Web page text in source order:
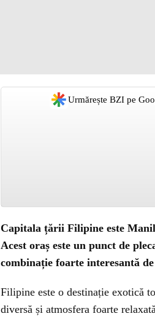
Urmărește BZI pe
Capitala țării Filipine este
Acest oraș este un punct de
combinație foarte interesantă
Filipine este o destinație exotică
diversă și atmosfera foarte